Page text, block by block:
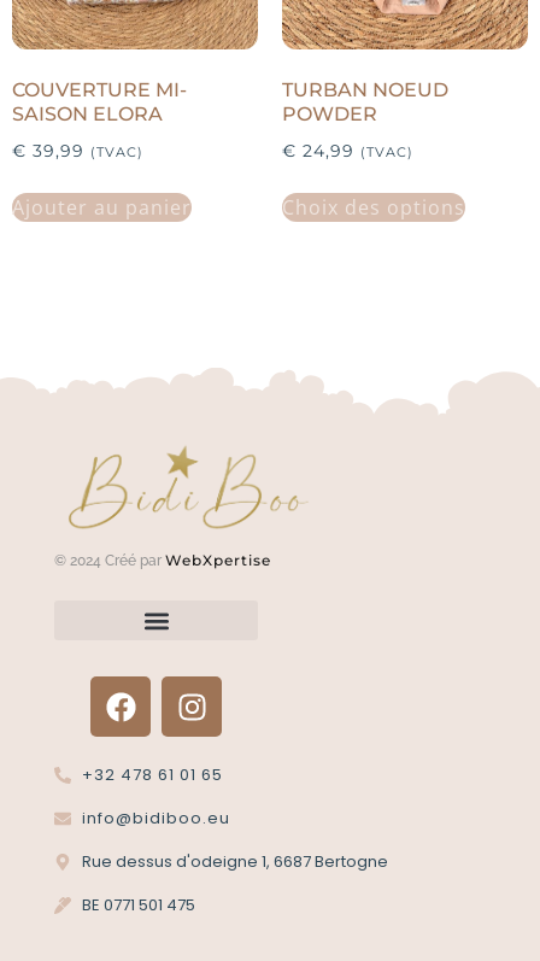
COUVERTURE MI-
SAISON ELORA
€ 39,99 (TVAC)
Ajouter au panier
TURBAN NOEUD
POWDER
€ 24,99 (TVAC)
Choix des options
© 2024 Créé par WebXpertise
+32 478 61 01 65
info@bidiboo.eu
Rue dessus d'odeigne 1, 6687 Bertogne
BE 0771 501 475